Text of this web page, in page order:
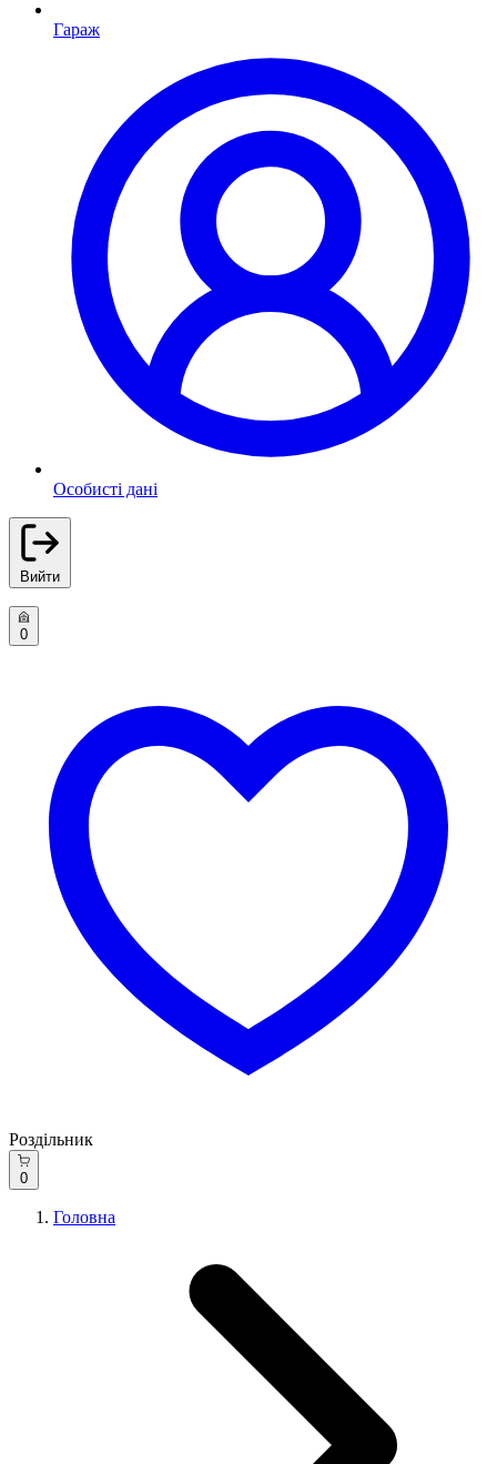
Гараж
Особисті дані
Вийти
0
Роздільник
0
Головна